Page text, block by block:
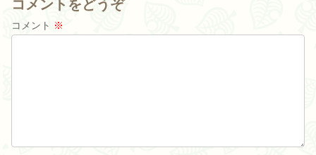
コメントをどうぞ
コメント ※